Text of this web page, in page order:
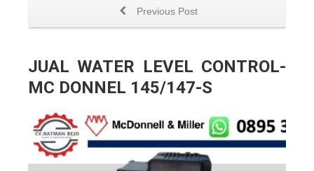
Previous Post
JUAL WATER LEVEL CONTROL-
MC DONNEL 145/147-S